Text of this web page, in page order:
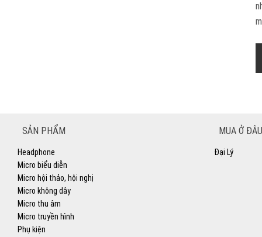
SẢN PHẨM
Headphone
Micro biểu diễn
Micro hội thảo, hội nghị
Micro không dây
Micro thu âm
Micro truyền hình
Phụ kiện
MUA Ở
Đại Lý